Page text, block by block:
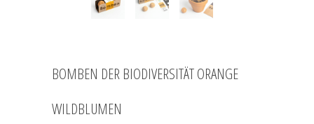
BOMBEN DER BIODIVERSITÄT ORANGE
WILDBLUMEN